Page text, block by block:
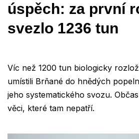
úspěch: za první
svezlo 1236 tun
Víc než 1200 tun biologicky
umístili Brňané do hnědých
jeho systematického svozu.
věci, které tam nepatří.